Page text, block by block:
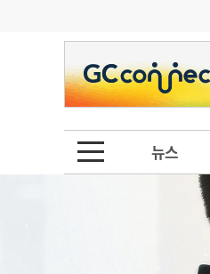
뉴스
오피니언
인물